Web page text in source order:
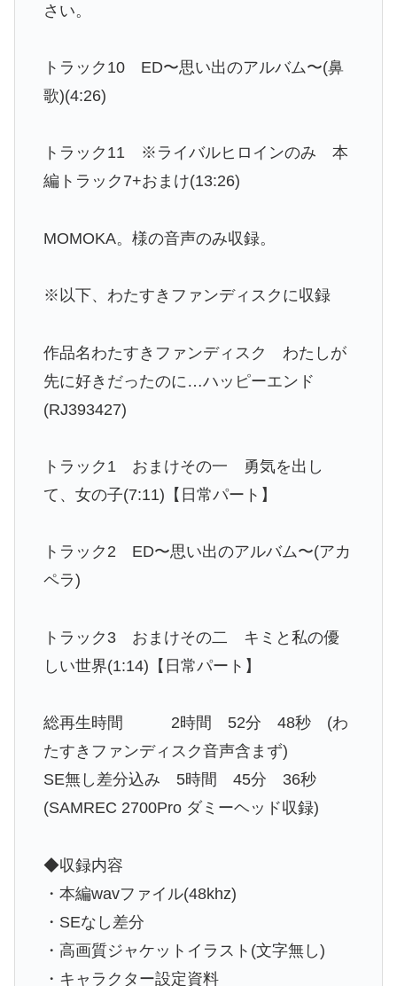
さい。
トラック10 ED〜思い出のアルバム〜(鼻
歌)(4:26)
トラック11 ※ライバルヒロインのみ 本
編トラック7+おまけ(13:26)
MOMOKA。様の音声のみ収録。
※以下、わたすきファンディスクに収録
作品名わたすきファンディスク わたしが
先に好きだったのに…ハッピーエンド
(RJ393427)
トラック1 おまけその一 勇気を出し
て、女の子(7:11)【日常パート】
トラック2 ED〜思い出のアルバム〜(アカ
ペラ)
トラック3 おまけその二 キミと私の優
しい世界(1:14)【日常パート】
総再生時間 2時間 52分 48秒 (わ
たすきファンディスク音声含まず)
SE無し差分込み 5時間 45分 36秒
(SAMREC 2700Pro ダミーヘッド収録)
◆収録内容
・本編wavファイル(48khz)
・SEなし差分
・高画質ジャケットイラスト(文字無し)
・キャラクター設定資料